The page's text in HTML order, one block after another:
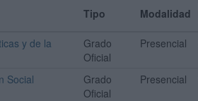
Tipo Modalidad
y de la
Grado
Oficial
Presencial
Social
Grado
Oficial
Presencial